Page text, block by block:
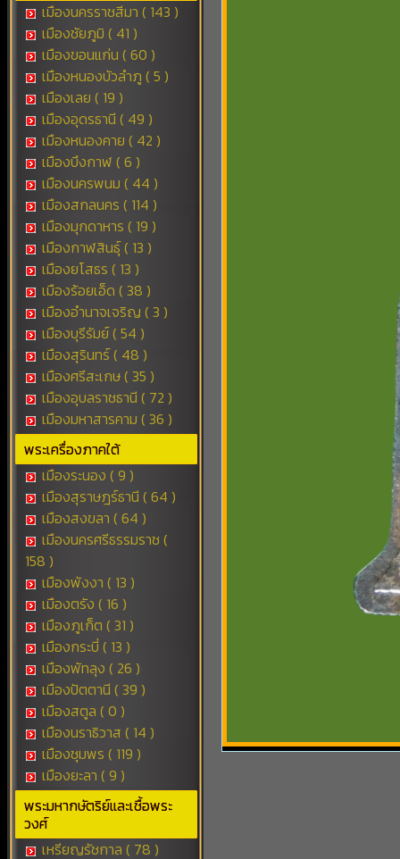
เมืองนครราชสีมา ( 143 )
เมืองชัยภูมิ ( 41 )
เมืองขอนแก่น ( 60 )
เมืองหนองบัวลำภู ( 5 )
เมืองเลย ( 19 )
เมืองอุดรธานี ( 49 )
เมืองหนองคาย ( 42 )
เมืองบึงกาฬ ( 6 )
เมืองนครพนม ( 44 )
เมืองสกลนคร ( 114 )
เมืองมุกดาหาร ( 19 )
เมืองกาฬสินธุ์ ( 13 )
เมืองยโสธร ( 13 )
เมืองร้อยเอ็ด ( 38 )
เมืองอำนาจเจริญ ( 3 )
เมืองบุรีรัมย์ ( 54 )
เมืองสุรินทร์ ( 48 )
เมืองศรีสะเกษ ( 35 )
เมืองอุบลราชธานี ( 72 )
เมืองมหาสารคาม ( 36 )
พระเครื่องภาคใต้
เมืองระนอง ( 9 )
เมืองสุราษฎร์ธานี ( 64 )
เมืองสงขลา ( 64 )
เมืองนครศรีธรรมราช (
158 )
เมืองพังงา ( 13 )
เมืองตรัง ( 16 )
เมืองภูเก็ต ( 31 )
เมืองกระบี่ ( 13 )
เมืองพัทลุง ( 26 )
เมืองปัตตานี ( 39 )
เมืองสตูล ( 0 )
เมืองนราธิวาส ( 14 )
เมืองชุมพร ( 119 )
เมืองยะลา ( 9 )
พระมหากษัตริย์และเชื้อพระ
วงศ์
เหรียญรัชกาล ( 78 )